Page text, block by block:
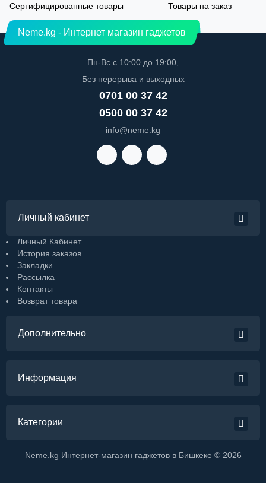
Сертифицированные товары Товары на заказ
Neme.kg - Интернет магазин гаджетов
Пн-Вс с 10:00 до 19:00,
Без перерыва и выходных
0701 00 37 42
0500 00 37 42
info@neme.kg
Личный кабинет
Личный Кабинет
История заказов
Закладки
Рассылка
Контакты
Возврат товара
Дополнительно
Информация
Категории
Neme.kg Интернет-магазин гаджетов в Бишкеке © 2026